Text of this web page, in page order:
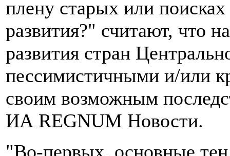
плену старых или
развития?" считают, что
развития стран
пессимистичными и/или
своим возможным
ИА REGNUM Новости.
"Во-первых, основные